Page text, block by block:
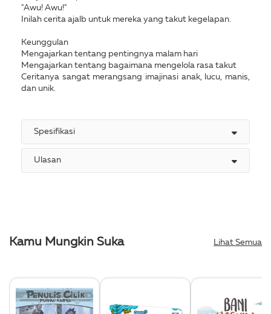
"Awu! Awu!"
Inilah cerita ajalb untuk mereka yang takut kegelapan.
Keunggulan
Mengajarkan tentang pentingnya malam hari
Mengajarkan tentang bagaimana mengelola rasa takut
Ceritanya sangat merangsang imajinasi anak, lucu, manis,
dan unik.
Spesifikasi
Ulasan
Kamu Mungkin Suka Lihat Semua